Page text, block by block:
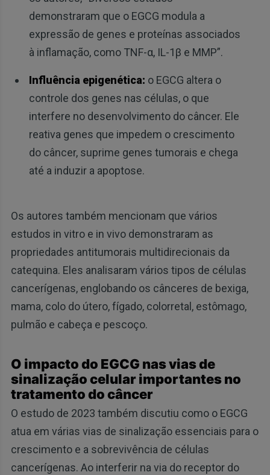
demonstraram que o EGCG modula a
expressão de genes e proteínas associados
à inflamação, como TNF-α, IL-1β e MMP”.
Influência epigenética: o EGCG altera o
controle dos genes nas células, o que
interfere no desenvolvimento do câncer. Ele
reativa genes que impedem o crescimento
do câncer, suprime genes tumorais e chega
até a induzir a apoptose.
Os autores também mencionam que vários
estudos in vitro e in vivo demonstraram as
propriedades antitumorais multidirecionais da
catequina. Eles analisaram vários tipos de células
cancerígenas, englobando os cânceres de bexiga,
mama, colo do útero, fígado, colorretal, estômago,
pulmão e cabeça e pescoço.
O impacto do EGCG nas vias de
sinalização celular importantes no
tratamento do câncer
O estudo de 2023 também discutiu como o EGCG
atua em várias vias de sinalização essenciais para o
crescimento e a sobrevivência de células
cancerígenas. Ao interferir na via do receptor do